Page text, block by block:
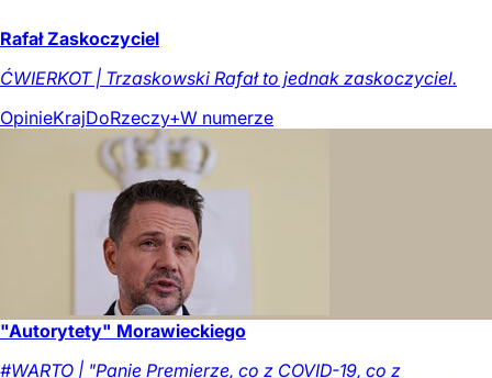
Rafał Zaskoczyciel
ĆWIERKOT | Trzaskowski Rafał to jednak zaskoczyciel.
OpinieKrajDoRzeczy+W numerze
"Autorytety" Morawieckiego
#WARTO | "Panie Premierze, co z COVID-19, co z